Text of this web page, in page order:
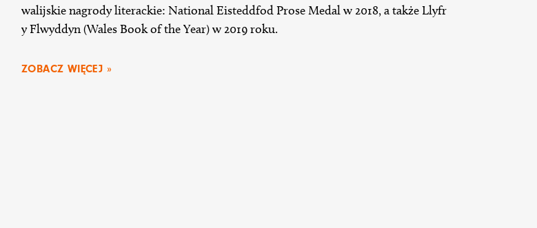
walijskie nagrody literackie: National Eisteddfod Prose Medal w 2018, a także Llyfr
y Flwyddyn (Wales Book of the Year) w 2019 roku.
ZOBACZ WIĘCEJ »